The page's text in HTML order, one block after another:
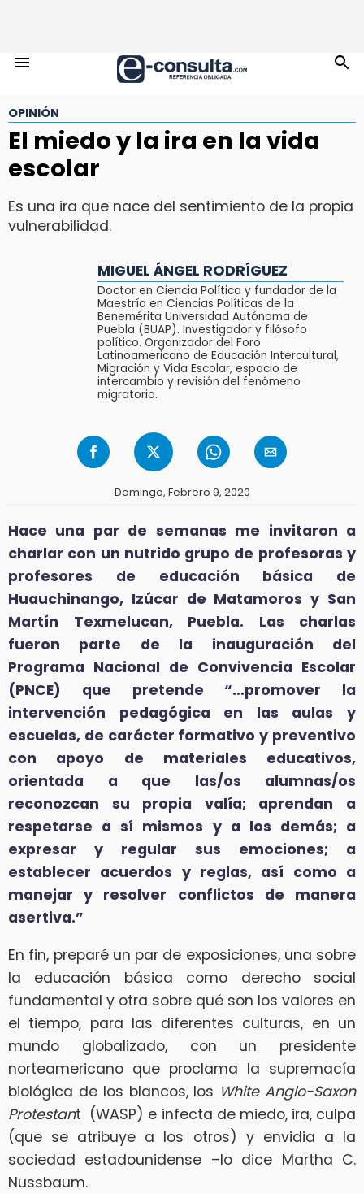
OPINIÓN
El miedo y la ira en la vida
escolar
Es una ira que nace del sentimiento de la propia
vulnerabilidad.
MIGUEL ÁNGEL RODRÍGUEZ
Doctor en Ciencia Política y fundador de la
Maestría en Ciencias Políticas de la
Benemérita Universidad Autónoma de
Puebla (BUAP). Investigador y filósofo
político. Organizador del Foro
Latinoamericano de Educación Intercultural,
Migración y Vida Escolar, espacio de
intercambio y revisión del fenómeno
migratorio.
Domingo, Febrero 9, 2020
Hace una par de semanas me invitaron a
charlar con un nutrido grupo de profesoras y
profesores de educación básica de
Huauchinango, Izúcar de Matamoros y San
Martín Texmelucan, Puebla. Las charlas
fueron parte de la inauguración del
Programa Nacional de Convivencia Escolar
(PNCE) que pretende “…promover la
intervención pedagógica en las aulas y
escuelas, de carácter formativo y preventivo
con apoyo de materiales educativos,
orientada a que las/os alumnas/os
reconozcan su propia valía; aprendan a
respetarse a sí mismos y a los demás; a
expresar y regular sus emociones; a
establecer acuerdos y reglas, así como a
manejar y resolver conflictos de manera
asertiva.”
En fin, preparé un par de exposiciones, una sobre
la educación básica como derecho social
fundamental y otra sobre qué son los valores en
el tiempo, para las diferentes culturas, en un
mundo globalizado, con un presidente
norteamericano que proclama la supremacía
biológica de los blancos, los White Anglo-Saxon
Protestant (WASP) e infecta de miedo, ira, culpa
(que se atribuye a los otros) y envidia a la
sociedad estadounidense –lo dice Martha C.
Nussbaum.